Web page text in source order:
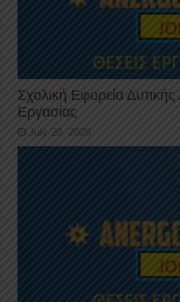
Σχολική Εφορεία
Εργασίας
July 20, 2026